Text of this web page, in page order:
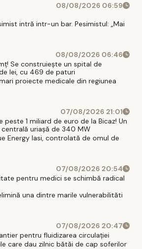
08/08/2026 06:59
intră intr-un bar. Pesimistul: „Mai
08/08/2026 06:46
Se construiește un spital de
lei, cu 469 de paturi
proiecte medicale din regiunea
07/08/2026 21:01
peste 1 miliard de euro de la Bicaz! Un
uriașă de 340 MW
Energy Iasi, controlată de omul de
07/08/2026 20:54
pentru medici se schimbă radical
una dintre marile vulnerabilităti
07/08/2026 20:47
pentru fluidizarea circulației
care dau zilnic bătăi de cap soferilor